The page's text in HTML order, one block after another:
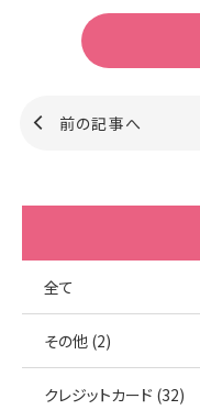
前の記事へ
全て
その他 (2)
クレジットカード (32)